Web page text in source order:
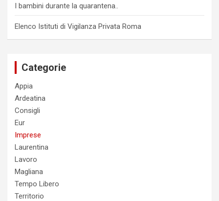
I bambini durante la quarantena..
Elenco Istituti di Vigilanza Privata Roma
Categorie
Appia
Ardeatina
Consigli
Eur
Imprese
Laurentina
Lavoro
Magliana
Tempo Libero
Territorio